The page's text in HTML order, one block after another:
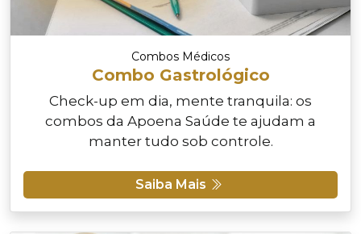
Combos Médicos
Combo Gastrológico
Check-up em dia, mente tranquila: os
combos da Apoena Saúde te ajudam a
manter tudo sob controle.
Saiba Mais